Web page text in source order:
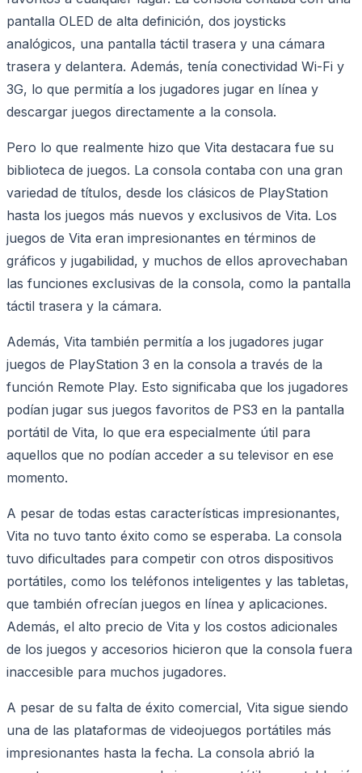
pantalla OLED de alta definición, dos joysticks
analógicos, una pantalla táctil trasera y una cámara
trasera y delantera. Además, tenía conectividad Wi-Fi y
3G, lo que permitía a los jugadores jugar en línea y
descargar juegos directamente a la consola.
Pero lo que realmente hizo que Vita destacara fue su
biblioteca de juegos. La consola contaba con una gran
variedad de títulos, desde los clásicos de PlayStation
hasta los juegos más nuevos y exclusivos de Vita. Los
juegos de Vita eran impresionantes en términos de
gráficos y jugabilidad, y muchos de ellos aprovechaban
las funciones exclusivas de la consola, como la pantalla
táctil trasera y la cámara.
Además, Vita también permitía a los jugadores jugar
juegos de PlayStation 3 en la consola a través de la
función Remote Play. Esto significaba que los jugadores
podían jugar sus juegos favoritos de PS3 en la pantalla
portátil de Vita, lo que era especialmente útil para
aquellos que no podían acceder a su televisor en ese
momento.
A pesar de todas estas características impresionantes,
Vita no tuvo tanto éxito como se esperaba. La consola
tuvo dificultades para competir con otros dispositivos
portátiles, como los teléfonos inteligentes y las tabletas,
que también ofrecían juegos en línea y aplicaciones.
Además, el alto precio de Vita y los costos adicionales
de los juegos y accesorios hicieron que la consola fuera
inaccesible para muchos jugadores.
A pesar de su falta de éxito comercial, Vita sigue siendo
una de las plataformas de videojuegos portátiles más
impresionantes hasta la fecha. La consola abrió la